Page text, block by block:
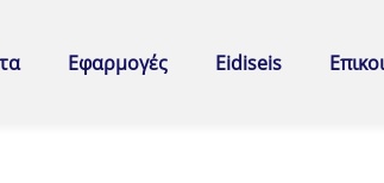
Εφαρμογές Eidiseis